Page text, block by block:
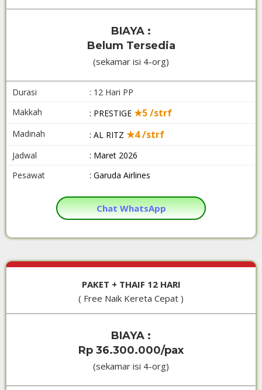
BIAYA :
Belum Tersedia
(sekamar isi 4-org)
Durasi
: 12 Hari PP
Makkah
: PRESTIGE ★5 /strf
Madinah : AL RITZ ★4 /strf
Jadwal
: Maret 2026
Pesawat
: Garuda Airlines
Chat WhatsApp
PAKET + THAIF 12 HARI
( Free Naik Kereta Cepat )
BIAYA :
Rp 36.300.000/pax
(sekamar isi 4-org)